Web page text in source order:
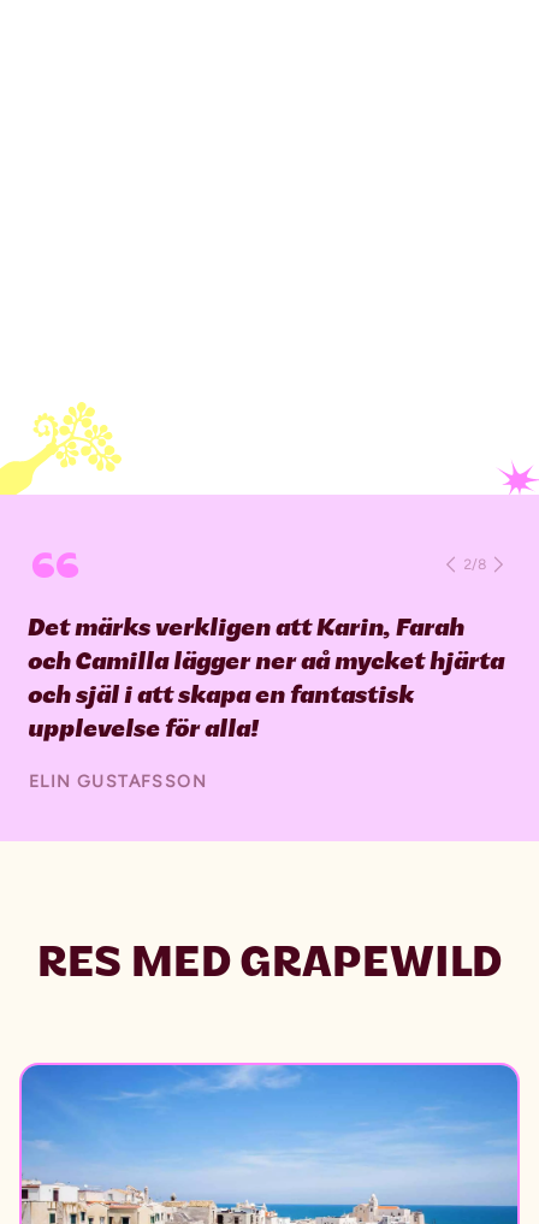
“ 2/8
Det märks verkligen att Karin, Farah
och Camilla lägger ner aå mycket hjärta
och själ i att skapa en fantastisk
upplevelse för alla!
ELIN GUSTAFSSON
RES MED GRAPEWILD